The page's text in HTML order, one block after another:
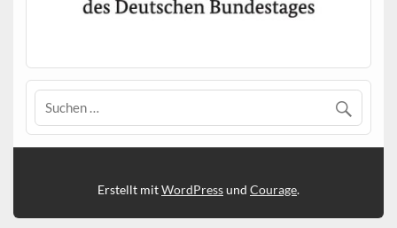
Erstellt mitWordPressund Courage.